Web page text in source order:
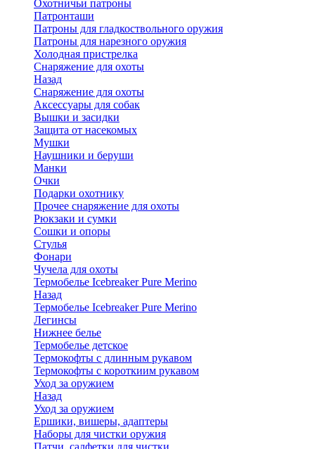
Охотничьи патроны
Патронташи
Патроны для гладкоствольного оружия
Патроны для нарезного оружия
Холодная пристрелка
Снаряжение для охоты
Назад
Снаряжение для охоты
Аксессуары для собак
Вышки и засидки
Защита от насекомых
Мушки
Наушники и беруши
Манки
Очки
Подарки охотнику
Прочее снаряжение для охоты
Рюкзаки и сумки
Сошки и опоры
Стулья
Фонари
Чучела для охоты
Термобелье Icebreaker Pure Merino
Назад
Термобелье Icebreaker Pure Merino
Легинсы
Нижнее белье
Термобелье детское
Термокофты с длинным рукавом
Термокофты с короткиим рукавом
Уход за оружием
Назад
Уход за оружием
Ершики, вишеры, адаптеры
Наборы для чистки оружия
Патчи, салфетки для чистки